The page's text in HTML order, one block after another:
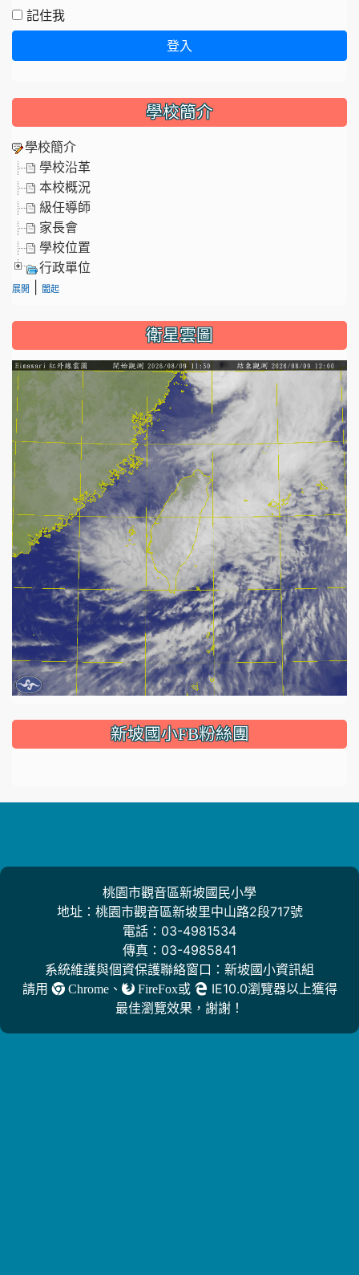
記住我
登入
學校簡介
學校簡介
學校沿革
本校概況
級任導師
家長會
學校位置
行政單位
展開 闔起
衛星雲圖
::: 新坡國小FB粉絲團
桃園市觀音區新坡國民小學
地址：桃園市觀音區新坡里中山路2段717號
電話：03-4981534
傳真：03-4985841
系統維護與個資保護聯絡窗口：新坡國小資訊組
請用
Chrome、 FireFox或
IE10.0瀏覽器以上獲得
最佳瀏覽效果，謝謝！